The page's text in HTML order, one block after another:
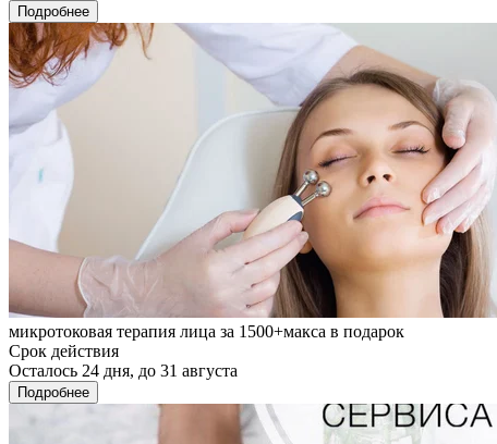
Подробнее
микротоковая терапия лица за 1500+макса в подарок
Срок действия
Осталось 24 дня, до 31 августа
Подробнее